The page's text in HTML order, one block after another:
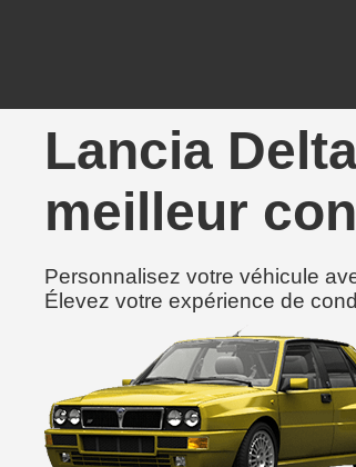
Lancia
meilleur
Personnalisez votre véhicule
Élevez votre expérience de